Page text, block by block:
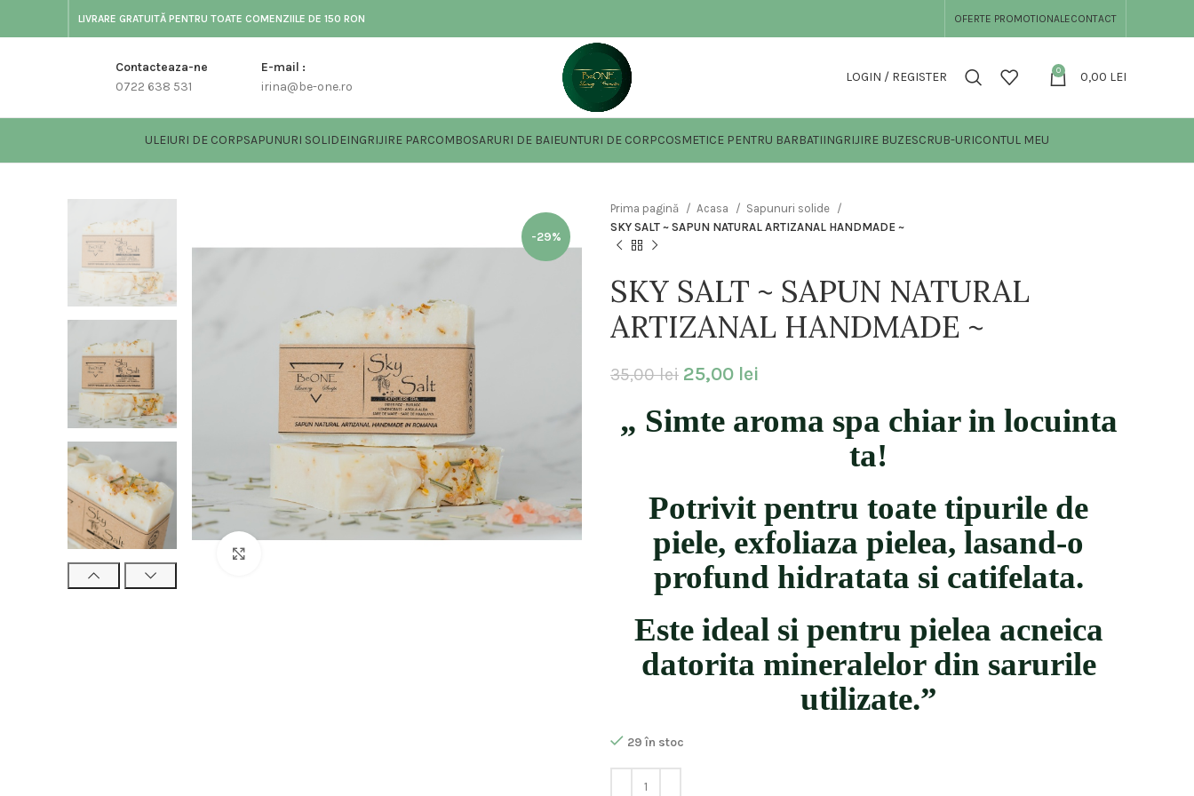
LIVRARE GRATUITĂ PENTRU TOATE COMENZIILE DE 150 RON OFERTE PROMOTIONALECONTACT
Contacteaza-ne
0722 638 531
E-mail :
irina@be-one.ro
LOGIN / REGISTER 0 0,00 LEI
ULEIURI DE CORPSAPUNURI SOLIDEINGRIJIRE PARCOMBOSARURI DE BAIEUNTURI DE CORPCOSMETICE PENTRU BARBATIINGRIJIRE BUZESCRUB-URICONTUL MEU
-29%
Prima pagină Acasa
Sapunuri solide
SKY SALT ~ SAPUN NATURAL ARTIZANAL HANDMADE ~
SKY SALT ~ SAPUN NATURAL
ARTIZANAL HANDMADE ~
35,00lei 25,00 lei
„ Simte aroma spa chiar in locuinta
ta!
Potrivit pentru toate tipurile de
piele, exfoliaza pielea, lasand-o
profund hidratata si catifelata.
Este ideal si pentru pielea acneica
datorita mineralelor din sarurile
utilizate.”
29 în stoc